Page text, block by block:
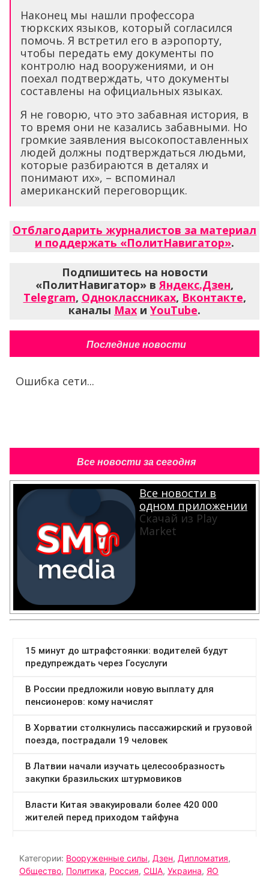
Наконец мы нашли профессора
тюркских языков, который согласился
помочь. Я встретил его в аэропорту,
чтобы передать ему документы по
контролю над вооружениями, и он
поехал подтверждать, что документы
составлены на официальных языках.
Я не говорю, что это забавная история, в
то время они не казались забавными. Но
громкие заявления высокопоставленных
людей должны подтверждаться людьми,
которые разбираются в деталях и
понимают их», – вспоминал
американский переговорщик.
Отблагодарить журналистов за материал
и поддержать «ПолитНавигатор».
Подпишитесь на новости
«ПолитНавигатор» вЯндекс.Дзен,
Telegram, Одноклассниках, Вконтакте,
каналы Max и YouTube.
Последние новости
Ошибка сети...
Все новости за сегодня
Все новости в
одном приложении
Скачай из Play
Market
Категории: Вооруженные силы, Дзен, Дипломатия,
Общество, Политика, Россия, США, Украина, ЯО